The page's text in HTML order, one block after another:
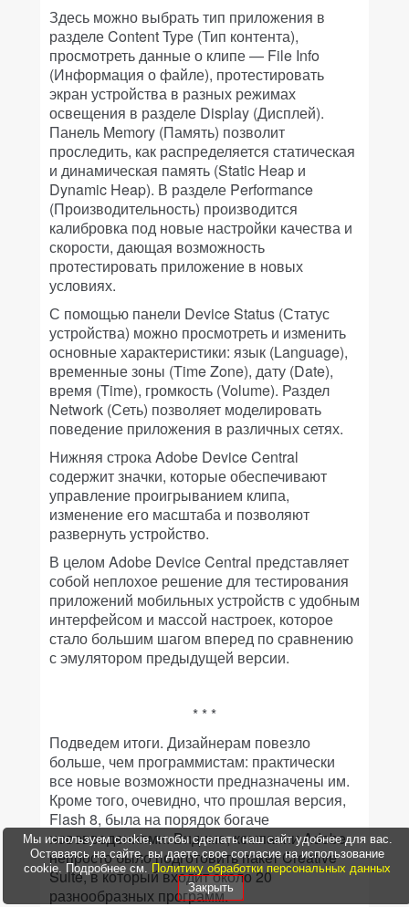
Здесь можно выбрать тип приложения в
разделе Content Type (Тип контента),
просмотреть данные о клипе — File Info
(Информация о файле), протестировать
экран устройства в разных режимах
освещения в разделе Display (Дисплей).
Панель Memory (Память) позволит
проследить, как распределяется статическая
и динамическая память (Static Heap и
Dynamic Heap). В разделе Performance
(Производительность) производится
калибровка под новые настройки качества и
скорости, дающая возможность
протестировать приложение в новых
условиях.
С помощью панели Device Status (Статус
устройства) можно просмотреть и изменить
основные характеристики: язык (Language),
временные зоны (Time Zone), дату (Date),
время (Time), громкость (Volume). Раздел
Network (Сеть) позволяет моделировать
поведение приложения в различных сетях.
Нижняя строка Adobe Device Central
содержит значки, которые обеспечивают
управление проигрыванием клипа,
изменение его масштаба и позволяют
развернуть устройство.
В целом Adobe Device Central представляет
собой неплохое решение для тестирования
приложений мобильных устройств с удобным
интерфейсом и массой настроек, которое
стало большим шагом вперед по сравнению
с эмулятором предыдущей версии.
* * *
Подведем итоги. Дизайнерам повезло
больше, чем программистам: практически
все новые возможности предназначены им.
Кроме того, очевидно, что прошлая версия,
Flash 8, была на порядок богаче
нововведениями. Видимо, компании Adobe
непросто было подготовить пакет Creative
Suite, в который входит около 20
разнообразных программ.
Мы используем cookie, чтобы сделать наш сайт удобнее для вас.
Оставаясь на сайте, вы даете свое согласие на использование
cookie. Подробнее см. Политику обработки персональных данных
Закрыть